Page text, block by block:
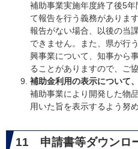
補助事業実施年度終了後5
て報告を行う義務があります
報告がない場合、以後の当
できません。また、県が行
興事業について、知事から
ることがありますので、ご
補助金利用の表示について
補助事業により開発した物
用いた旨を表示するよう努
11 申請書等ダウンロ